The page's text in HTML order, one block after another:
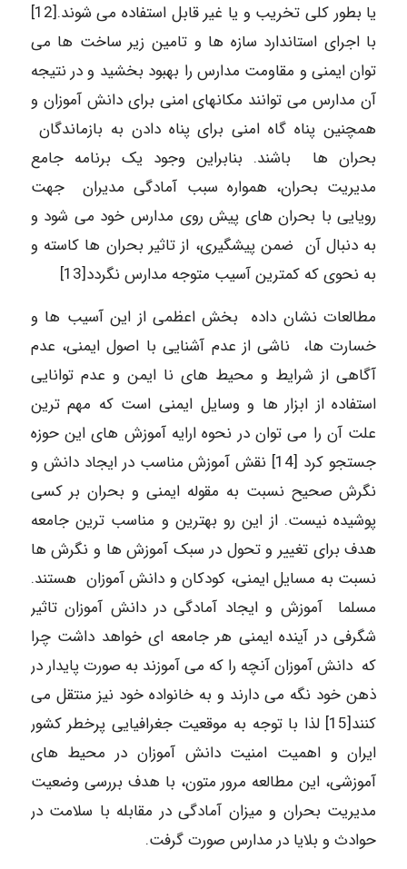
یا بطور کلی تخریب و یا غیر قابل استفاده می شوند.[12]
با اجرای استاندارد سازه ها و تامین زیر ساخت ها می
توان ایمنی و مقاومت مدارس را بهبود بخشید و در نتیجه
آن مدارس می توانند مکانهای امنی برای دانش آموزان و
همچنین پناه گاه امنی برای پناه دادن به بازماندگان
بحران ها باشند. بنابراین وجود یک برنامه جامع
مدیریت بحران، همواره سبب آمادگی مدیران جهت
رویایی با بحران های پیش روی مدارس خود می شود و
به دنبال آن ضمن پیشگیری، از تاثیر بحران ها کاسته و
به نحوی که کمترین آسیب متوجه مدارس نگردد[13]
مطالعات نشان داده بخش اعظمی از این آسیب ها و
خسارت ها، ناشی از عدم آشنایی با اصول ایمنی، عدم
آگاهی از شرایط و محیط های نا ایمن و عدم توانایی
استفاده از ابزار ها و وسایل ایمنی است که مهم ترین
علت آن را می توان در نحوه ارایه آموزش های این حوزه
جستجو کرد [14] نقش آموزش مناسب در ایجاد دانش و
نگرش صحیح نسبت به مقوله ایمنی و بحران بر کسی
پوشیده نیست. از این رو بهترین و مناسب ترین جامعه
هدف برای تغییر و تحول در سبک آموزش ها و نگرش ها
نسبت به مسایل ایمنی، کودکان و دانش آموزان هستند.
مسلما آموزش و ایجاد آمادگی در دانش آموزان تاثیر
شگرفی در آینده ایمنی هر جامعه ای خواهد داشت چرا
که دانش آموزان آنچه را که می آموزند به صورت پایدار در
ذهن خود نگه می دارند و به خانواده خود نیز منتقل می
کنند[15] لذا با توجه به موقعیت جغرافیایی پرخطر کشور
ایران و اهمیت امنیت دانش آموزان در محیط های
آموزشی، این مطالعه مرور متون، با هدف بررسی وضعیت
مدیریت بحران و میزان آمادگی در مقابله با سلامت در
حوادث و بلایا در مدارس صورت گرفت.